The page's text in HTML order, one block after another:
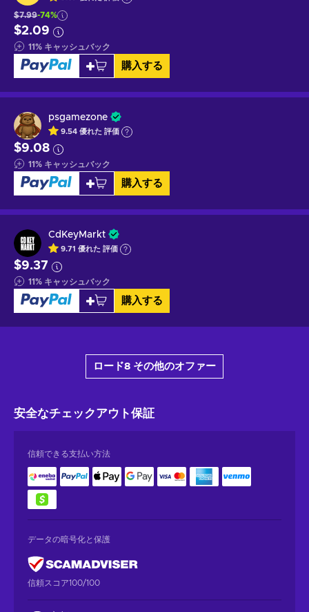
$7.99-74%
$2.09
11% キャッシュバック
購入する
psgamezone
9.54 優れた 評価
$9.08
11% キャッシュバック
購入する
CdKeyMarkt
9.71 優れた 評価
$9.37
11% キャッシュバック
購入する
ロード8 その他のオファー
安全なチェックアウト保証
信頼できる支払い方法
データの暗号化と保護
信頼スコア100/100